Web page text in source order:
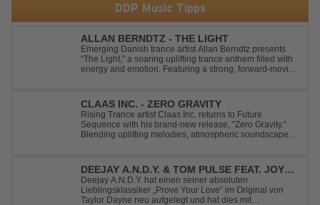
DDP Music Tipps
ALLAN BERNDTZ - THE LIGHT
Emerging Danish trance artist Allan Berndtz presents
“The Light,” a soaring uplifting trance anthem filled with
energy and emotion. Featuring a strong, forward-moving
CLAAS INC. - ZERO GRAVITY
Rising Trance artist Claas Inc. returns to Future
Sequence with his brand-new release, "Zero Gravity."
Blending uplifting melodies, atmospheric soundscapes,
Featuring epic breakdowns...
DEEJAY A.N.D.Y. & TOM PULSE FEAT. JOY
ANDERSEN - PROVE YOUR LOVE
Deejay A.N.D.Y. hat einen seiner absoluten
Lieblingsklassiker „Prove Your Love“ im Original von
Taylor Dayne neu aufgelegt und hat dies mit